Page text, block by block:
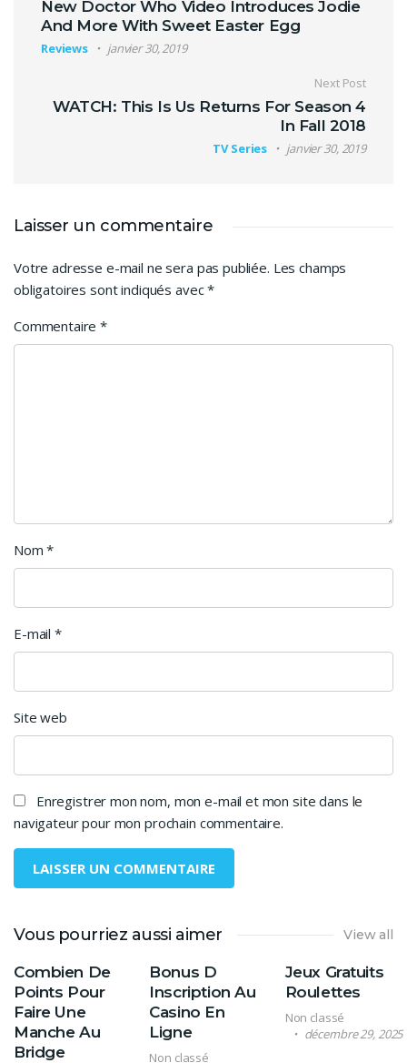
New Doctor Who Video Introduces Jodie
And More With Sweet Easter Egg
Reviews janvier 30, 2019
Next Post
WATCH: This Is Us Returns For Season 4
In Fall 2018
TV Series janvier 30, 2019
Laisser un commentaire
Votre adresse e-mail ne sera pas publiée. Les champs
obligatoires sont indiqués avec*
Commentaire*
Nom*
E-mail *
Site web
Enregistrer mon nom, mon e-mail et mon site dans le
navigateur pour mon prochain commentaire.
Vous pourriez aussi aimer View all
Combien De
Points Pour
Faire Une
Manche Au
Bridge
Bonus D
Inscription Au
Casino En
Ligne
Non classé
Jeux Gratuits
Roulettes
Non classé
décembre 29, 2025